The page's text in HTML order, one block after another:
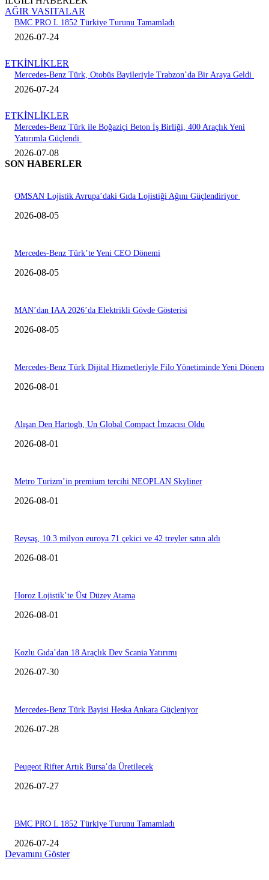
AĞIR VASITALAR
BMC PRO L 1852 Türkiye Turunu Tamamladı
2026-07-24
ETKİNLİKLER
Mercedes-Benz Türk, Otobüs Bayileriyle Trabzon’da Bir Araya Geldi
2026-07-24
ETKİNLİKLER
Mercedes-Benz Türk ile Boğaziçi Beton İş Birliği, 400 Araçlık Yeni
Yatırımla Güçlendi
2026-07-08
SON HABERLER
OMSAN Lojistik Avrupa’daki Gıda Lojistiği Ağını Güçlendiriyor
2026-08-05
Mercedes-Benz Türk’te Yeni CEO Dönemi
2026-08-05
MAN’dan IAA 2026’da Elektrikli Gövde Gösterisi
2026-08-05
Mercedes-Benz Türk Dijital Hizmetleriyle Filo Yönetiminde Yeni Dönem
2026-08-01
Alışan Den Hartogh, Un Global Compact İmzacısı Oldu
2026-08-01
Metro Turizm’in premium tercihi NEOPLAN Skyliner
2026-08-01
Reysaş, 10.3 milyon euroya 71 çekici ve 42 treyler satın aldı
2026-08-01
Horoz Lojistik’te Üst Düzey Atama
2026-08-01
Kozlu Gıda’dan 18 Araçlık Dev Scania Yatırımı
2026-07-30
Mercedes-Benz Türk Bayisi Heska Ankara Güçleniyor
2026-07-28
Peugeot Rifter Artık Bursa’da Üretilecek
2026-07-27
BMC PRO L 1852 Türkiye Turunu Tamamladı
2026-07-24
Devamını Göster